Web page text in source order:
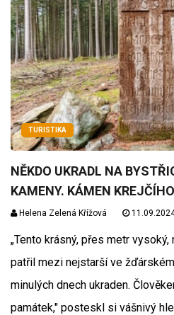
TURISTIKA
NĚKDO UKRADL NA
KAMENY. KÁMEN
Helena Zelená Křížová
„Tento krásný, přes metr
patřil mezi nejstarší ve
minulých dnech ukraden.
památek," posteskl si vášnivý